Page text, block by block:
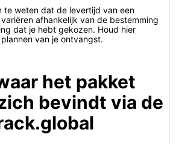
te weten dat de levertijd van een
afhankelijk van de bestemming
dat je hebt gekozen. Houd hier
van je ontvangst.
het pakket
bevindt via de